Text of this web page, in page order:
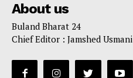
About us
Buland Bharat 24
Chief Editor : Jamshed Usmani